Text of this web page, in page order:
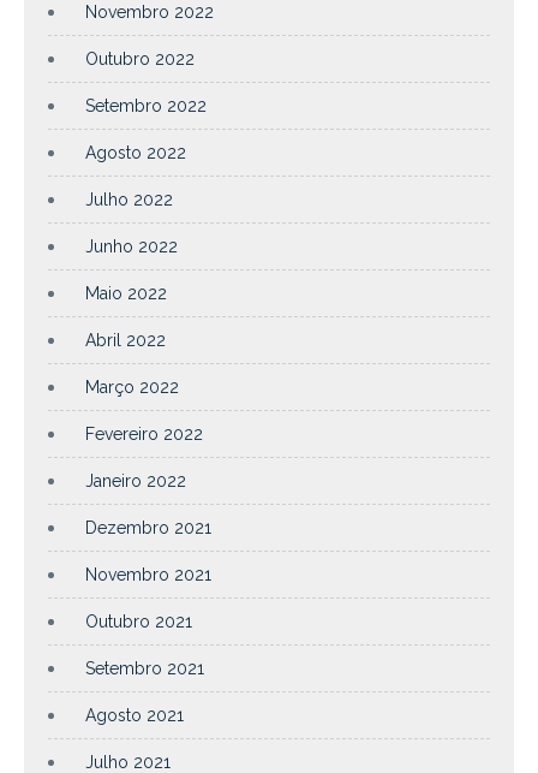
Novembro 2022
Outubro 2022
Setembro 2022
Agosto 2022
Julho 2022
Junho 2022
Maio 2022
Abril 2022
Março 2022
Fevereiro 2022
Janeiro 2022
Dezembro 2021
Novembro 2021
Outubro 2021
Setembro 2021
Agosto 2021
Julho 2021